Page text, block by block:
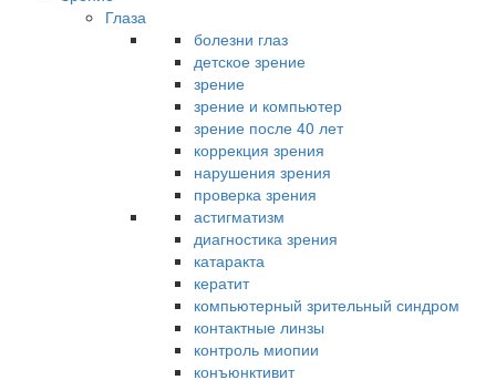
Глаза
болезни глаз
детское зрение
зрение
зрение и компьютер
зрение после 40 лет
коррекция зрения
нарушения зрения
проверка зрения
астигматизм
диагностика зрения
катаракта
кератит
компьютерный зрительный синдром
контактные линзы
контроль миопии
конъюнктивит